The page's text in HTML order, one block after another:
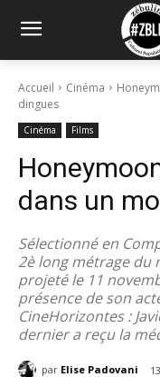
Accueil Cinéma
dingues
Cinéma Films
dans un
Sélectionné en
2è long métrage du
projeté le 11
présence de son
CineHorizontes :
dernier a reçu la
par Elise Padovani